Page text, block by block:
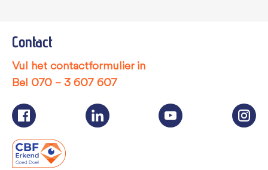
Contact
Vul het contactformulier in
Bel 070 – 3 607 607